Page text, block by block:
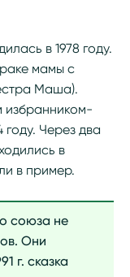
в 1978 году.
мамы с
Маша).
избранником-
Через два
в
в пример.
союза не
Они
г. сказка